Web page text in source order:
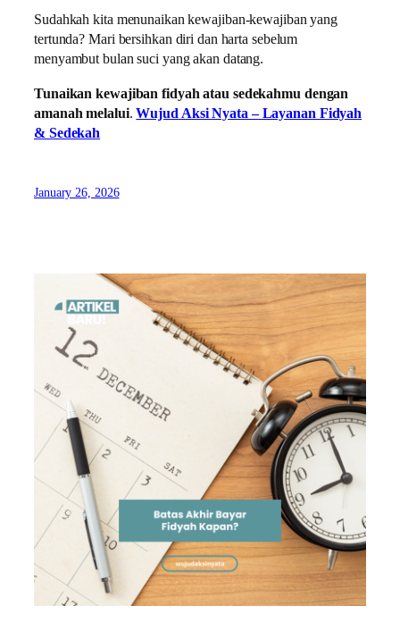
Sudahkah kita menunaikan kewajiban-kewajiban yang
tertunda? Mari bersihkan diri dan harta sebelum
menyambut bulan suci yang akan datang.
Tunaikan kewajiban fidyah atau sedekahmu dengan
amanah melalui.Wujud Aksi Nyata – Layanan Fidyah
& Sedekah
January 26, 2026